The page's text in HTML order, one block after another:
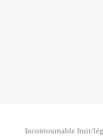
Incontournable fruit/